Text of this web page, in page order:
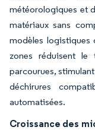
météorologiques et
matériaux sans
modèles
zones réduisent
parcourues,
déchirures
automatisées.
Croissance des